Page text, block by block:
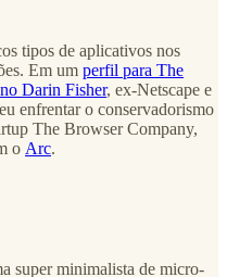
tipos de aplicativos nos
Em um perfil para The
Darin Fisher, ex-Netscape e
enfrentar o conservadorismo
The Browser Company,
o Arc.
super minimalista de micro-